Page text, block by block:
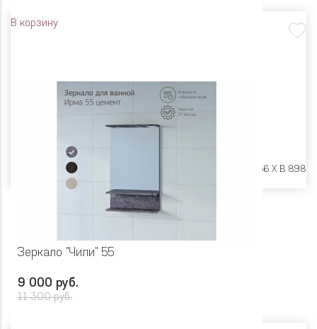
В корзину
Ш 800 X Г 156 X В 898
Зеркало "Чили" 55
9 000 руб.
11 300 руб.